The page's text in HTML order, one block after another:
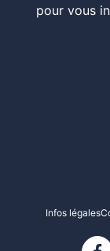
pour vous
Infos légales